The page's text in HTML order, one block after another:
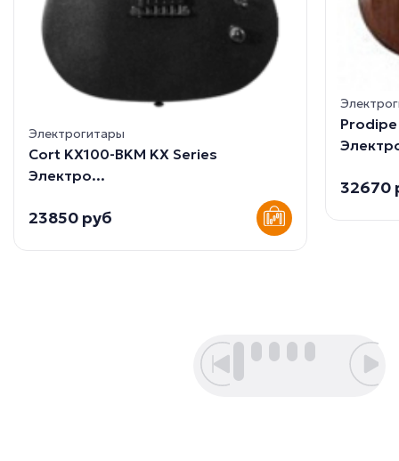
Электрогитары
Cort KX100-BKM KX Series
Электро...
23850 руб
Prodipe
32670